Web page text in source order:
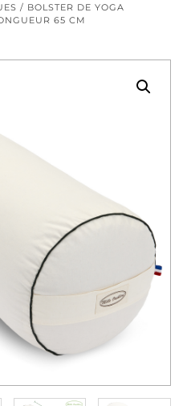
/ BOLSTER DE YOGA
65 CM